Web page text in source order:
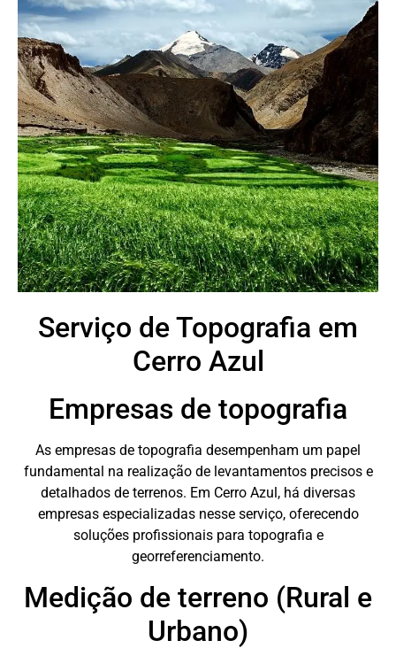
Serviço de Topografia em
Cerro Azul
Empresas de topografia
As empresas de topografia desempenham um papel
fundamental na realização de levantamentos precisos e
detalhados de terrenos. Em Cerro Azul, há diversas
empresas especializadas nesse serviço, oferecendo
soluções profissionais para topografia e
georreferenciamento.
Medição de terreno (Rural e
Urbano)